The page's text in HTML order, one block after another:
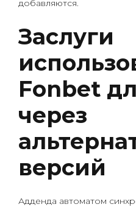
добавляются.
Заслуги
Fonbet
через
версий
Адденда автоматом